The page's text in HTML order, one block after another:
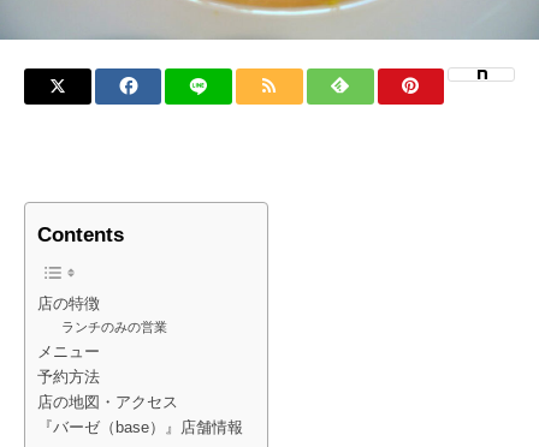
Contents
店の特徴
ランチのみの営業
メニュー
予約方法
店の地図・アクセス
『バーゼ（base）』店舗情報